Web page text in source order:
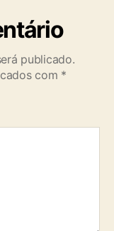
a
a
a
n
publicado.
com *